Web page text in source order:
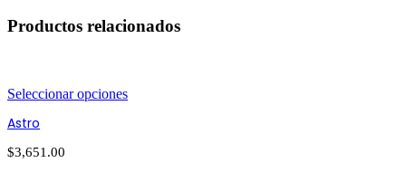
Productos relacionados
Seleccionar opciones
Astro
$3,651.00